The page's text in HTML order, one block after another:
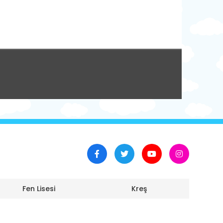
Fen Lisesi Kreş